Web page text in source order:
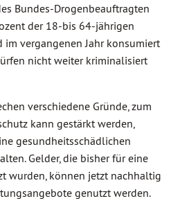
Bundes-Drogenbeauftragten
der 18-bis 64-jährigen
im vergangenen Jahr konsumiert
nicht weiter kriminalisiert
verschiedene Gründe, zum
kann gestärkt werden,
gesundheitsschädlichen
Gelder, die bisher für eine
wurden, können jetzt nachhaltig
genutzt werden.